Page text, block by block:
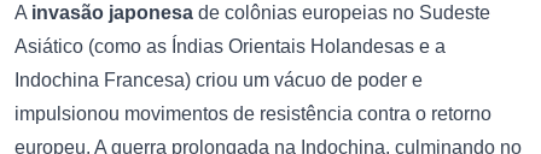
A invasão japonesa de colônias europeias no Sudeste
Asiático (como as Índias Orientais Holandesas e a
Indochina Francesa) criou um vácuo de poder e
impulsionou movimentos de resistência contra o retorno
europeu. A guerra prolongada na Indochina, culminando no